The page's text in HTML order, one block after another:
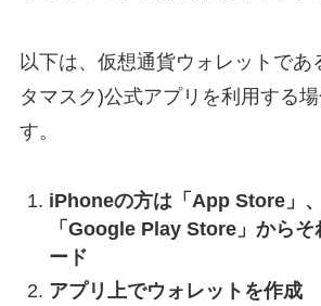
以下は、仮想通貨ウォレットであ
タマスク)公式アプリを利用する
す。
iPhoneの方は「App Store」
「Google Play Store」からそ
ード
アプリ上でウォレットを作成